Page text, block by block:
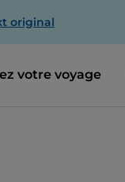
original
votre voyage